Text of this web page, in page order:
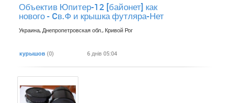
Объектив Юпитер-12 [байонет] как
нового - Cв.Ф и крышка футляра-Нет
Украина, Днепропетровская обл., Кривой Рог
курышов (0) 6 днів 05:04